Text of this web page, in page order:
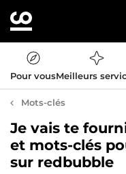
Pour vousMeilleurs
Mots-clés
Je vais te
et mots-clés
sur redbubble